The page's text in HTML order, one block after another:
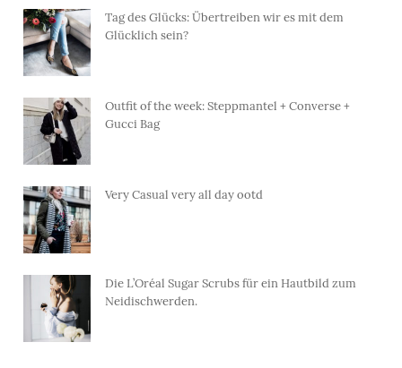
Tag des Glücks: Übertreiben wir es mit dem
Glücklich sein?
Outfit of the week: Steppmantel + Converse +
Gucci Bag
Very Casual very all day ootd
Die L’Oréal Sugar Scrubs für ein Hautbild zum
Neidischwerden.